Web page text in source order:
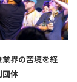
業界の苦境を経
団体